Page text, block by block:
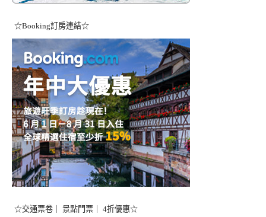
☆Booking訂房連結☆
☆交通票卷｜ 景點門票｜ 4折優惠☆